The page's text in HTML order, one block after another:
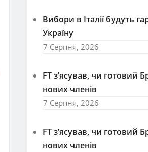
Вибори в Італії будуть
Україну
7 Серпня, 2026
FT зʼясував, чи готовий
нових членів
7 Серпня, 2026
FT зʼясував, чи готовий
нових членів